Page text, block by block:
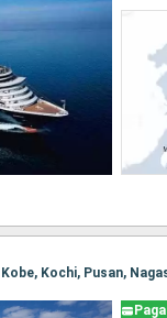
Kochi, Pusan,